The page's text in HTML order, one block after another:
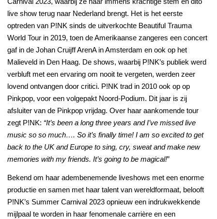
live show terug naar Nederland brengt. Het is het eerste
optreden van P!NK sinds de uitverkochte Beautiful Trauma
World Tour in 2019, toen de Amerikaanse zangeres een concert
gaf in de Johan Cruijff ArenA in Amsterdam en ook op het
Malieveld in Den Haag. De shows, waarbij P!NK’s publiek werd
verbluft met een ervaring om nooit te vergeten, werden zeer
lovend ontvangen door critici. P!NK trad in 2010 ook op op
Pinkpop, voor een volgepakt Noord-Podium. Dit jaar is zij
afsluiter van de Pinkpop vrijdag. Over haar aankomende tour
zegt P!NK: “It’s been a long three years and I’ve missed live
music so so much…. So it’s finally time! I am so excited to get
back to the UK and Europe to sing, cry, sweat and make new
memories with my friends. It’s going to be magical!”
Bekend om haar adembenemende liveshows met een enorme
productie en samen met haar talent van wereldformaat, belooft
P!NK’s Summer Carnival 2023 opnieuw een indrukwekkende
mijlpaal te worden in haar fenomenale carrière en een